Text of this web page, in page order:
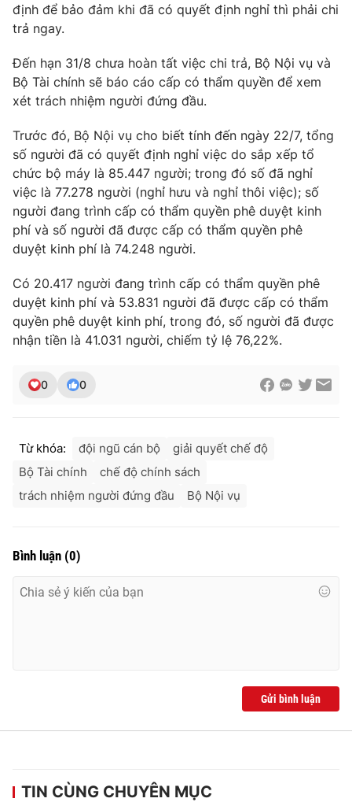
Tư vấn
Chuyên mục khác
Emagazine Podcast
Photo Infographic
Video Shorts video
VTV Money VTV Thể thao
VTV Sức khoẻ Bất động sản
Thị trường 24h Tấm lòng Việt
VTV4 Vươn mình bằng AI
VTV9
Theo dõi báo trên
Phó Tổng Biên tập:Nguyễn Thị Mỹ Hạnh, Phạm Quốc Thắng,
Ðiện thoại Thời báo VTV:024.66 897 897
định để bảo đảm khi đã có quyết định nghỉ thì phải chi
trả ngay.
Đến hạn 31/8 chưa hoàn tất việc chi trả, Bộ Nội vụ và
Bộ Tài chính sẽ báo cáo cấp có thẩm quyền để xem
xét trách nhiệm người đứng đầu.
Trước đó, Bộ Nội vụ cho biết tính đến ngày 22/7, tổng
số người đã có quyết định nghỉ việc do sắp xếp tổ
chức bộ máy là 85.447 người; trong đó số đã nghỉ
việc là 77.278 người (nghỉ hưu và nghỉ thôi việc); số
người đang trình cấp có thẩm quyền phê duyệt kinh
phí và số người đã được cấp có thẩm quyền phê
duyệt kinh phí là 74.248 người.
Có 20.417 người đang trình cấp có thẩm quyền phê
duyệt kinh phí và 53.831 người đã được cấp có thẩm
quyền phê duyệt kinh phí, trong đó, số người đã được
nhận tiền là 41.031 người, chiếm tỷ lệ 76,22%.
0 0
Từ khóa: đội ngũ cán bộ
giải quyết chế độ
Bộ Tài chính
chế độ chính sách
trách nhiệm người đứng đầu
Bộ Nội vụ
Bình luận (0)
Gửi bình luận
TIN CÙNG CHUYÊN MỤC